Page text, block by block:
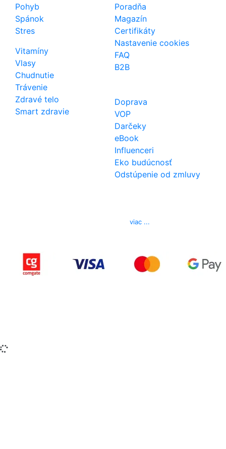
Pohyb
Spánok
Stres
Vitamíny
Vlasy
Chudnutie
Trávenie
Zdravé telo
Smart zdravie
Poradňa
Magazín
Certifikáty
Nastavenie cookies
FAQ
B2B
Doprava
VOP
Darčeky
eBook
Influenceri
Eko budúcnosť
Odstúpenie od zmluvy
viac ...